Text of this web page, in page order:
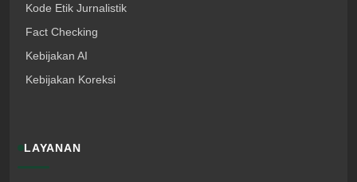
Kode Etik Jurnalistik
Fact Checking
Kebijakan AI
Kebijakan Koreksi
LAYANAN